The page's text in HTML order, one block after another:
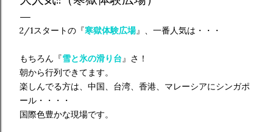
2/1スタートの『寒獄体験広場』、一番人気は・・・
もちろん『雪と氷の滑り台』さ！
朝から行列できてます。
楽しんでる方は、中国、台湾、香港、マレーシアにシンガポ
ール・・・・
国際色豊かな現場です。